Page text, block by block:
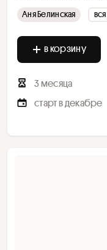
Аня Белинская
в корзину
3 месяца
старт в декабре